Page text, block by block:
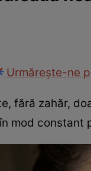
Urmărește-ne
fără zahăr,
mod constant